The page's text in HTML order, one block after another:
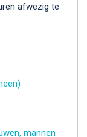
afwezig te
mannen